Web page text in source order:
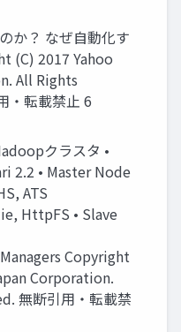
か？ なぜ自動化す
(C) 2017 Yahoo
All Rights
・転載禁止 6
クラスタ •
2.2 • Master Node
ATS
HttpFS • Slave
Copyright
Corporation.
無断引用・転載禁